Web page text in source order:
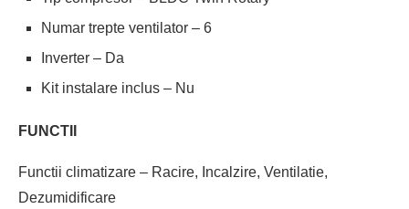
Numar trepte ventilator – 6
Inverter – Da
Kit instalare inclus – Nu
FUNCTII
Functii climatizare – Racire, Incalzire, Ventilatie,
Dezumidificare